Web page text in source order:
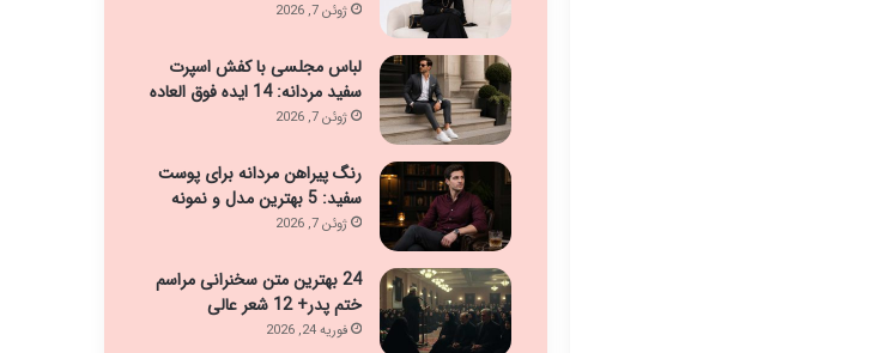
ژوئن 7, 2026
لباس مجلسی با کفش اسپرت
سفید مردانه: 14 ایده فوق العاده
ژوئن 7, 2026
رنگ پیراهن مردانه برای پوست
سفید: 5 بهترین مدل و نمونه
ژوئن 7, 2026
24 بهترین متن سخنرانی مراسم
ختم پدر+ 12 شعر عالی
فوریه 24, 2026